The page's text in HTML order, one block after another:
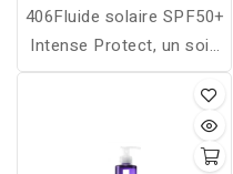
406Fluide solaire SPF50+
Intense Protect, un soin
solaire de très haute
protection (SPF 50+) qui
permet de protéger la
peau des UVA, des UVB,